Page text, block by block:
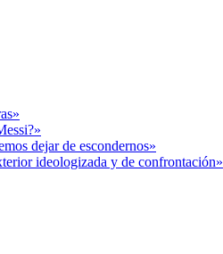
dejar de escondernos»
ideologizada y de confrontación»